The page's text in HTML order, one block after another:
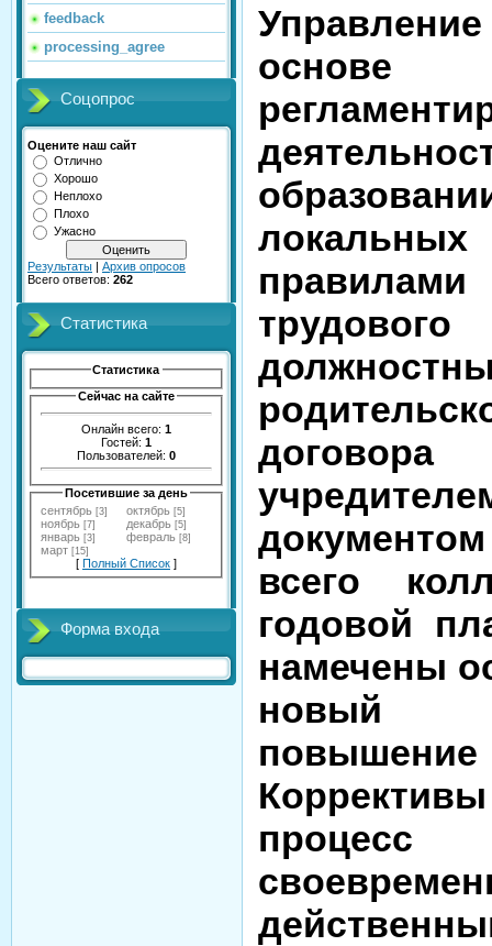
feedback
processing_agree
Соцопрос
Оцените наш сайт
Отлично
Хорошо
Неплохо
Плохо
Ужасно
Результаты | Архив опросов
Всего ответов: 262
Статистика
Статистика
Сейчас на сайте
Онлайн всего: 1
Гостей: 1
Пользователей: 0
Посетившие за день
сентябрь [3] октябрь [5]
ноябрь [7] декабрь [5]
январь [3] февраль [8]
март [15]
[ Полный Список ]
Форма входа
основе
всего
годовой
намечены
новый